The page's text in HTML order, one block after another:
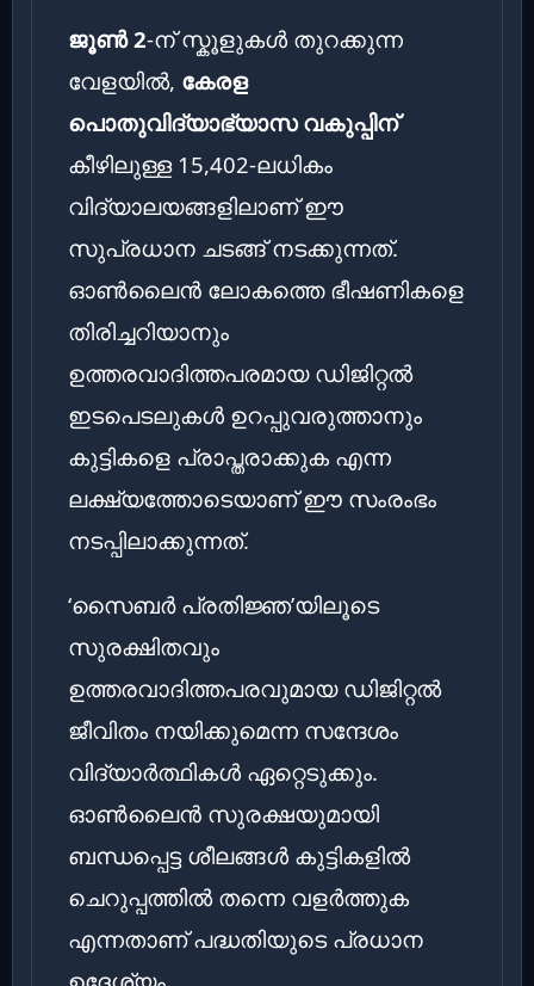
ജൂൺ 2-ന് സ്കൂളുകൾ തുറക്കുന്ന
വേളയിൽ, കേരള
പൊതുവിദ്യാഭ്യാസ വകുപ്പിന്
കീഴിലുള്ള 15,402-ലധികം
വിദ്യാലയങ്ങളിലാണ് ഈ
സുപ്രധാന ചടങ്ങ് നടക്കുന്നത്.
ഓൺലൈൻ ലോകത്തെ ഭീഷണികളെ
തിരിച്ചറിയാനും
ഉത്തരവാദിത്തപരമായ ഡിജിറ്റൽ
ഇടപെടലുകൾ ഉറപ്പുവരുത്താനും
കുട്ടികളെ പ്രാപ്തരാക്കുക എന്ന
ലക്ഷ്യത്തോടെയാണ് ഈ സംരംഭം
നടപ്പിലാക്കുന്നത്.
‘സൈബർ പ്രതിജ്ഞ’യിലൂടെ
സുരക്ഷിതവും
ഉത്തരവാദിത്തപരവുമായ ഡിജിറ്റൽ
ജീവിതം നയിക്കുമെന്ന സന്ദേശം
വിദ്യാർത്ഥികൾ ഏറ്റെടുക്കും.
ഓൺലൈൻ സുരക്ഷയുമായി
ബന്ധപ്പെട്ട ശീലങ്ങൾ കുട്ടികളിൽ
ചെറുപ്പത്തിൽ തന്നെ വളർത്തുക
എന്നതാണ് പദ്ധതിയുടെ പ്രധാന